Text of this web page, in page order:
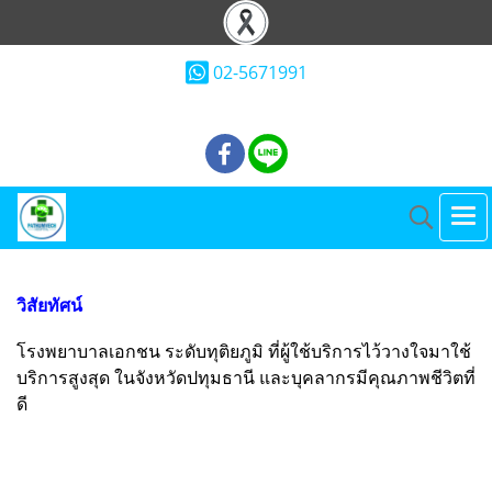
02-5671991
วิสัยทัศน์
โรงพยาบาลเอกชน ระดับทุติยภูมิ ที่ผู้ใช้บริการไว้วางใจมาใช้
บริการสูงสุด ในจังหวัดปทุมธานี และบุคลากรมีคุณภาพชีวิตที่
ดี